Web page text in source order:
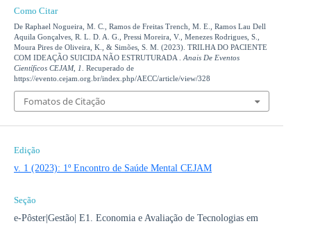
Como Citar
De Raphael Nogueira, M. C., Ramos de Freitas Trench, M. E., Ramos Lau Dell
Aquila Gonçalves, R. L. D. A. G., Pressi Moreira, V., Menezes Rodrigues, S.,
Moura Pires de Oliveira, K., & Simões, S. M. (2023). TRILHA DO PACIENTE
COM IDEAÇÃO SUICIDA NÃO ESTRUTURADA . Anais De Eventos
Científicos CEJAM, 1
. Recuperado de
https://evento.cejam.org.br/index.php/AECC/article/view/328
Fomatos de Citação
Edição
v. 1 (2023): 1º Encontro de Saúde Mental CEJAM
Seção
e-Pôster|Gestão| E1. Economia e Avaliação de Tecnologias em